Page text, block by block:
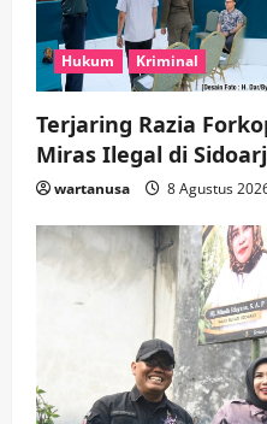
Hukum Kriminal
Terjaring Razia
Miras Ilegal di
wartanusa 8 Agustus